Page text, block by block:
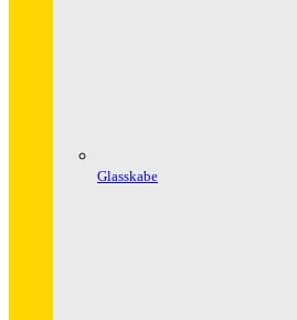
Glasskabe